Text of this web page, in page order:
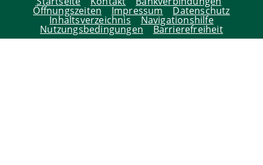
Öffnungszeiten Impressum Datenschutz
Inhaltsverzeichnis Navigationshilfe
Nutzungsbedingungen Barrierefreiheit